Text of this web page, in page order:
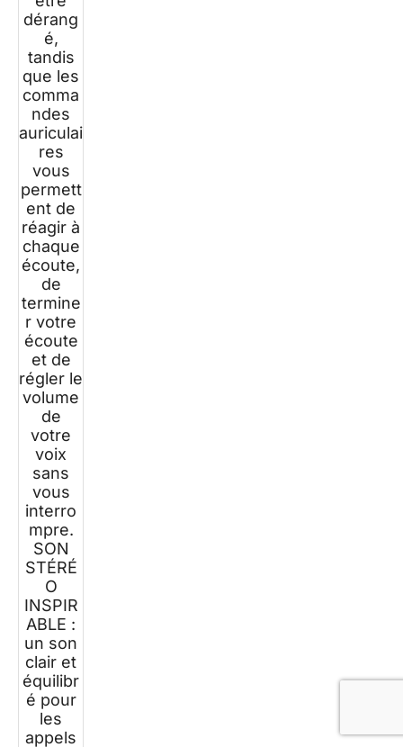
dérang
é,
tandis
que les
comma
ndes
auriculai
res
vous
permett
ent de
réagir à
chaque
écoute,
de
termine
r votre
écoute
et de
régler le
volume
de
votre
voix
sans
vous
interro
mpre.
SON
STÉRÉ
O
INSPIR
ABLE :
un son
clair et
équilibr
é pour
les
appels